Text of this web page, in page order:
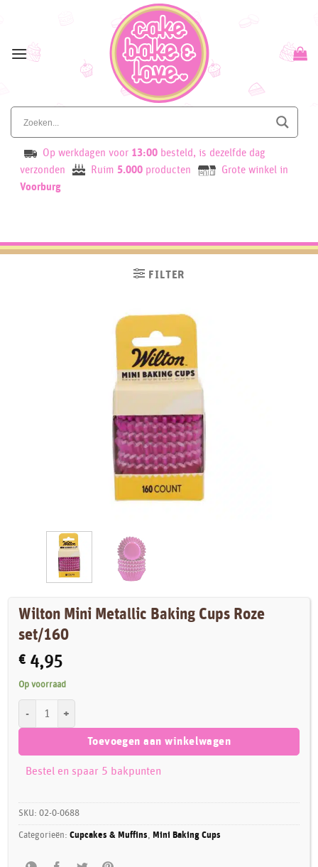
content
Op werkdagen voor 13:00 besteld, is dezelfde dag
verzonden
Ruim 5.000 producten
Grote winkel in
Voorburg
FILTER
Wilton Mini Metallic Baking Cups Roze
set/160
€ 4,95
Op voorraad
Toevoegen aan winkelwagen
Bestel en spaar 5 bakpunten
SKU:02-0-0688
Categorieën:Cupcakes & Muffins, Mini Baking Cups